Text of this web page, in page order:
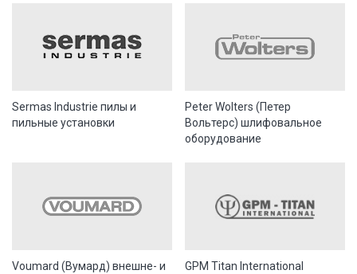
Sermas Industrie пилы и
пильные установки
Peter Wolters (Петер
Вольтерс) шлифовальное
оборудование
Voumard (Вумард) внешне- и
GPM Titan International